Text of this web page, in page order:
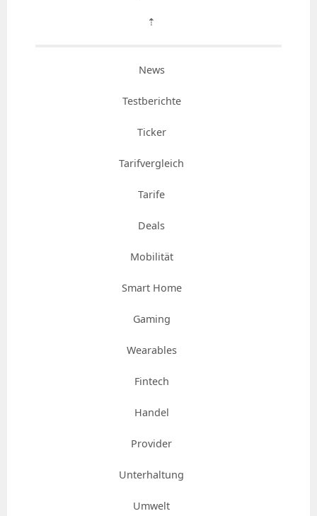
⇡
News
Testberichte
Ticker
Tarifvergleich
Tarife
Deals
Mobilität
Smart Home
Gaming
Wearables
Fintech
Handel
Provider
Unterhaltung
Umwelt